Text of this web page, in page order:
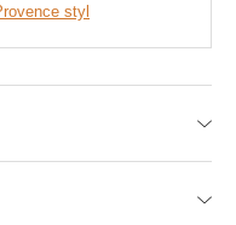
částí výrobku:
styl